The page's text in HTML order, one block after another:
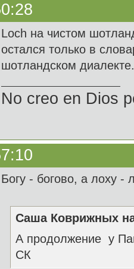
Loch на чистом
остался только в
шотландском диалекте.
No creo en Dios
Богу - богово, а лоху -
Саша Коврижных
А продолжение у
СК